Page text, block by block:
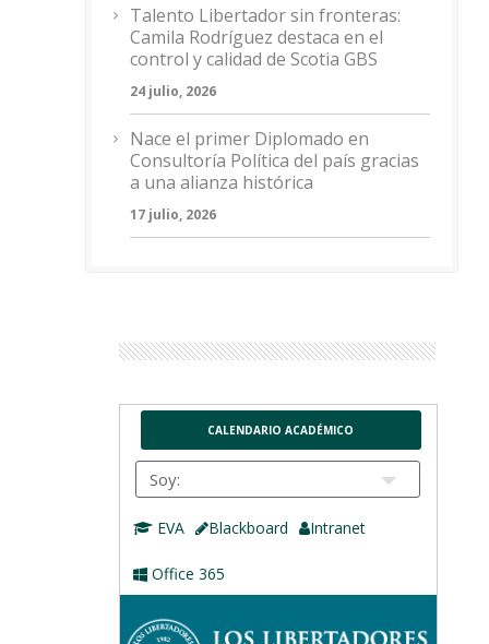
Talento Libertador sin fronteras:
Camila Rodríguez destaca en el
control y calidad de Scotia GBS
24 julio, 2026
Nace el primer Diplomado en
Consultoría Política del país gracias
a una alianza histórica
17 julio, 2026